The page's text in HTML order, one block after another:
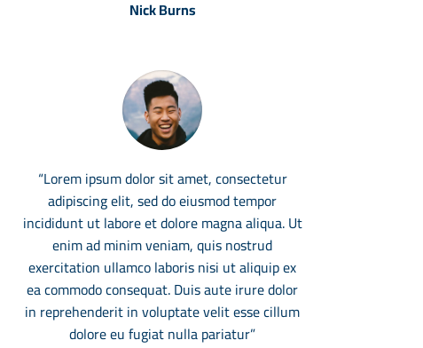
Nick Burns
“Lorem ipsum dolor sit amet, consectetur
adipiscing elit, sed do eiusmod tempor
incididunt ut labore et dolore magna aliqua. Ut
enim ad minim veniam, quis nostrud
exercitation ullamco laboris nisi ut aliquip ex
ea commodo consequat. Duis aute irure dolor
in reprehenderit in voluptate velit esse cillum
dolore eu fugiat nulla pariatur”